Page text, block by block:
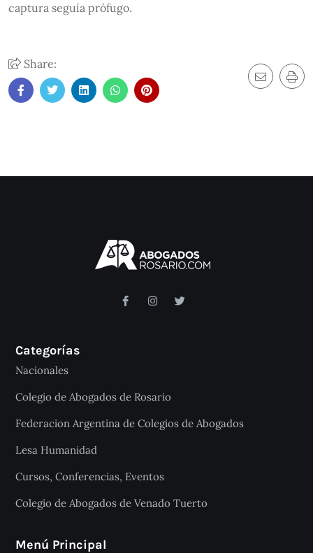
captura seguía prófugo.
Share:
Categorías
Nacionales
Colegio de Abogados de Rosario
Federacion Argentina de Colegios de Abogados
Lesa Humanidad
Cursos, Conferencias, Eventos
Colegio de Abogados de Venado Tuerto
Menú Principal